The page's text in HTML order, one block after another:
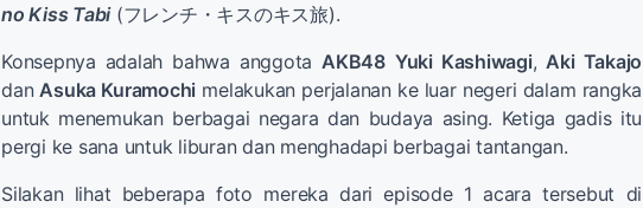
no Kiss Tabi(フレンチ・キスのキス旅).
Konsepnya adalah bahwa anggotaAKB48 Yuki Kashiwagi,Aki Takajo
danAsuka Kuramochi melakukan perjalanan ke luar negeri dalam rangka
untuk menemukan berbagai negara dan budaya asing. Ketiga gadis itu
pergi ke sana untuk liburan dan menghadapi berbagai tantangan.
Silakan lihat beberapa foto mereka dari episode 1 acara tersebut di